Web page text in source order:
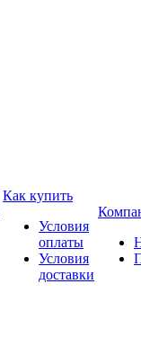
Как купить
Условия
оплаты
Условия
доставки